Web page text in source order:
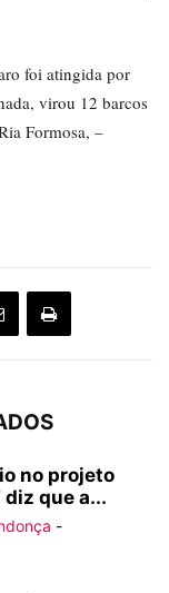
foi atingida por
virou 12 barcos
Formosa, –
no projeto
diz que a...
-